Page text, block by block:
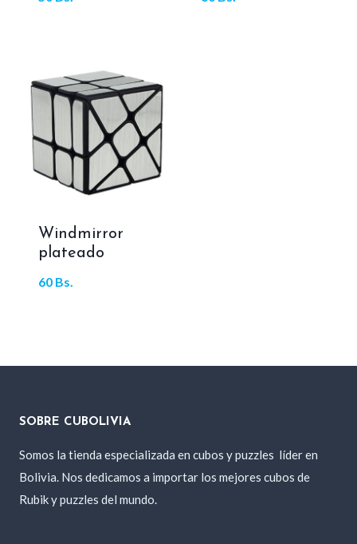
Windmirror
plateado
60 Bs.
SOBRE CUBOLIVIA
Somos la tienda especializada en cubos y puzzles líder en
Bolivia. Nos dedicamos a importar los mejores cubos de
Rubik y puzzles del mundo.